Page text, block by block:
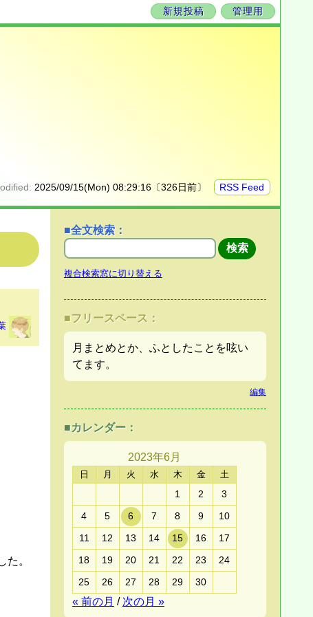
新規投稿 管理用
2025/09/15(Mon) 08:29:16〔326日前〕 RSS Feed
。
■全文検索：
複合検索窓に切り替える
■フリースペース：
月まとめとか、ふとしたことを呟い
てます。
編集
■カレンダー：
2023年6月
日 月 火 水 木 金 土
1 2
3
4
5 6 7 8 9
10
11
12 13 14 15 16
17
18
19 20 21 22 23
24
25
26 27 28 29 30
« 前の月 / 次の月 »